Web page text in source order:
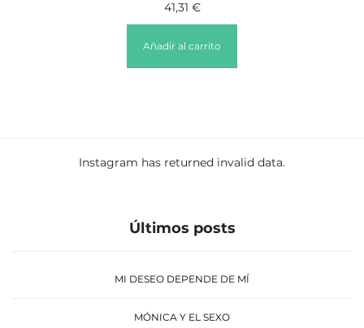
41,31 €
Añadir al carrito
Instagram has returned invalid data.
Últimos posts
MI DESEO DEPENDE DE MÍ
MÓNICA Y EL SEXO